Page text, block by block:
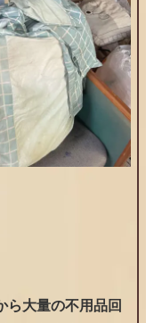
ら大量の不用品回